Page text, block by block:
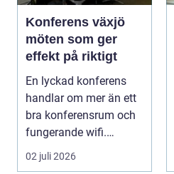
Konferens växjö
möten som ger
effekt på riktigt
En lyckad konferens
handlar om mer än ett
bra konferensrum och
fungerande wifi.
Företag som planerar...
02 juli 2026